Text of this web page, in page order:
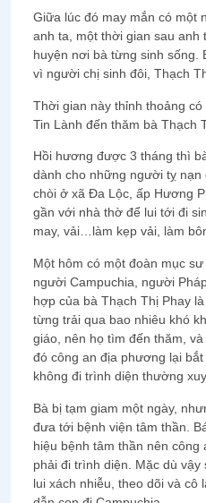
Giữa lúc đó may mắn có một
anh ta, một thời gian sau anh
huyện nơi bà từng sinh sống.
vì người chị sinh đôi, Thạch
Thời gian này thỉnh thoảng
Tin Lành đến thăm bà Thạch
Hồi hương được 3 tháng thì
dành cho những người tỵ
chòi ở xã Đa Lộc, ấp Hương
gần với nhà thờ để lui tới đi
may, vải…làm kẹp vải, làm
Một hôm có một đoàn mục
người Campuchia, người
hợp của bà Thạch Thị Phay
từng trải qua bao nhiêu khó
giáo, nên họ tìm đến thăm,
đó công an địa phương lại
không đi trình diện thường
Bà bị tạm giam một ngày,
đưa tới bệnh viện tâm thần.
hiệu bệnh tâm thần nên
phải đi trình diện. Mặc dù
lui xách nhiễu, theo dõi và cô